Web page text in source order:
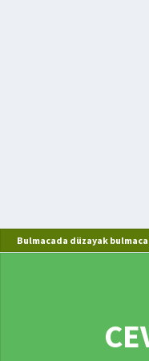
Bulmacada düzayak bulmaca